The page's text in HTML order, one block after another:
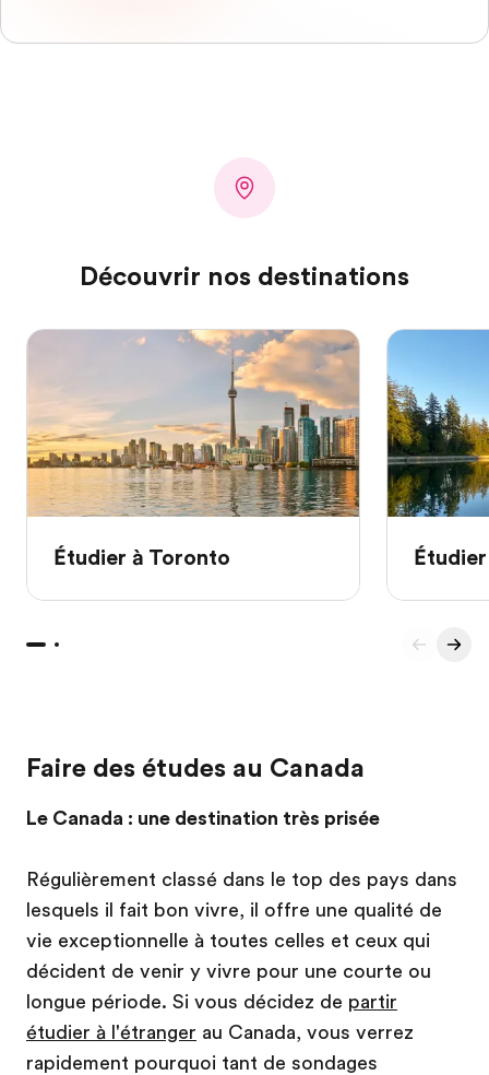
Découvrir nos destinations
Étudier à Toronto
Faire des études au Canada
Le Canada : une destination très prisée
Régulièrement classé dans le top des pays dans
lesquels il fait bon vivre, il offre une qualité de
vie exceptionnelle à toutes celles et ceux qui
décident de venir y vivre pour une courte ou
longue période. Si vous décidez de partir
étudier à l'étranger au Canada, vous verrez
rapidement pourquoi tant de sondages